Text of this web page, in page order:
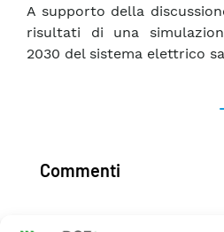
A supporto della
risultati di una
2030 del sistema elettrico
Commenti